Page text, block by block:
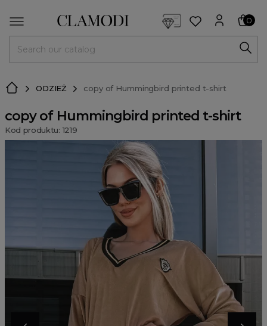
0
ODZIEŻ copy of Hummingbird printed t-shirt
copy of Hummingbird printed t-shirt
Kod produktu: 1219